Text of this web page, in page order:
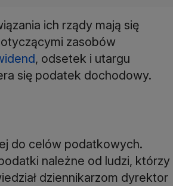
ich rządy mają się
zasobów
, odsetek i utargu
się podatek dochodowy.
do celów podatkowych.
należne od ludzi, którzy
dziennikarzom dyrektor